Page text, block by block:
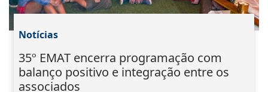
Notícias
35º EMAT encerra programação com
balanço positivo e integração entre os
associados